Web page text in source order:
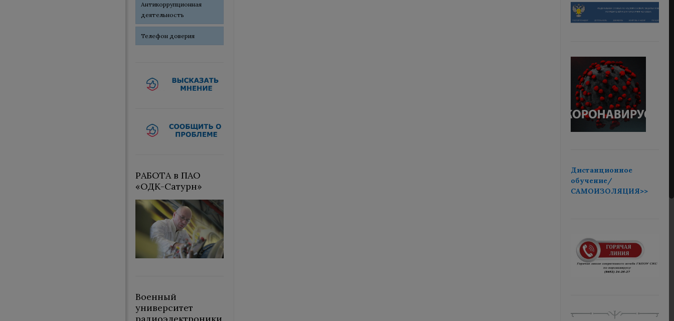
Антикоррупционная
деятельность
Телефон доверия
РАБОТА в ПАО
«ОДК-Сатурн»
Военный
университет
Дистанционное
обучение/
САМОИЗОЛЯЦИЯ>>